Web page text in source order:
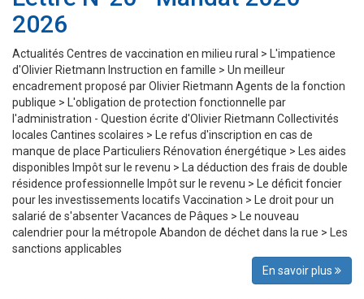
2026
Actualités Centres de vaccination en milieu rural > L'impatience
d'Olivier Rietmann Instruction en famille > Un meilleur
encadrement proposé par Olivier Rietmann Agents de la fonction
publique > L'obligation de protection fonctionnelle par
l'administration - Question écrite d'Olivier Rietmann Collectivités
locales Cantines scolaires > Le refus d'inscription en cas de
manque de place Particuliers Rénovation énergétique > Les aides
disponibles Impôt sur le revenu > La déduction des frais de double
résidence professionnelle Impôt sur le revenu > Le déficit foncier
pour les investissements locatifs Vaccination > Le droit pour un
salarié de s'absenter Vacances de Pâques > Le nouveau
calendrier pour la métropole Abandon de déchet dans la rue > Les
sanctions applicables
En savoir plus